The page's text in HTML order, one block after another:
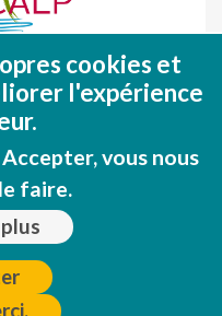
Regional
EUROPA
cookies et
l'expérience
vous nous
faire.